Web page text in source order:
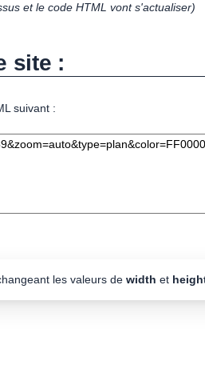
et le code HTML vont s'actualiser)
site :
suivant :
les valeurs de width et